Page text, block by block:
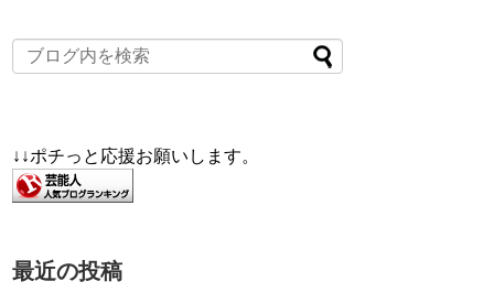
↓↓ポチっと応援お願いします。
最近の投稿